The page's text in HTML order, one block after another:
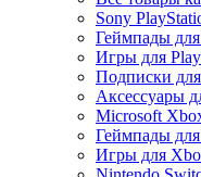
Игры для
Steam Deck
Лего
Шлемы
Медиаплееры
Аксессуары
Игрушки
Игрушки
Sony
Геймпады
Игры для
Подписки
Аксессуары
Microsoft
Геймпады
Игры для